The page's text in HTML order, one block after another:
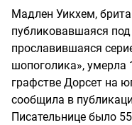
Мадлен Уикхем,
публиковавшаяся
прославившаяся
шопоголика», умерла
графстве Дорсет на
сообщила в
Писательнице было